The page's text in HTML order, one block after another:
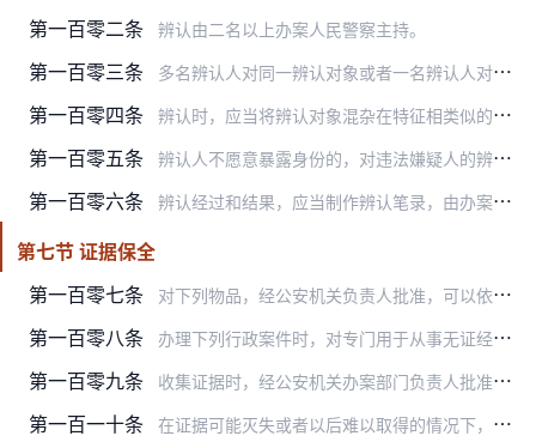
第一百零二条 辨认由二名以上办案人民警察主持。
第一百零三条 多名辨认人对同一辨认对象或者一名辨认人对多名辨认对象进行辨认时，应当个别进行。
第一百零四条 辨认时，应当将辨认对象混杂在特征相类似的其他对象中，不得给辨认人任何暗示。
第一百零五条 辨认人不愿意暴露身份的，对违法嫌疑人的辨认可以在不暴露辨认人的情况下进行，公安机关及其人民警察应当为其保守秘密。
第一百零六条 辨认经过和结果，应当制作辨认笔录，由办案人民警察和辨认人签名或者捺指印。必要时，应当对辨认过程进行录音、录像。
第七节 证据保全
第一百零七条
对下列物品，经公安机关负责人批准，可以依法扣押或者扣留：
第一百零八条 办理下列行政案件时，对专门用于从事无证经营活动的场所、设施、物品，经公安机关负责人批准，可以依法查封。但对与违法行为无关的场所、设施，公民个人及其扶养家属的生活…
第一百零九条 收集证据时，经公安机关办案部门负责人批准，可以采取抽样取证的方法。
第一百一十条 在证据可能灭失或者以后难以取得的情况下，经公安机关办案部门负责人批准，可以先行登记保存。